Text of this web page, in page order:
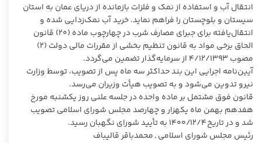
انتقال آب و استفاده از نمک و فلزات بازمانده از دریای عمان به استان
سیستان و بلوچستان را فراهم نماید. خرید آب نمک‌زدایی شده و
انتقال‌یافته برای جبرای مصارف شرب در چهارچوب ماده (۲۰) قانون
الحاق برخی مواد به قانون تنظیم بخشی از مقررات مالی دولت (۲)
مصوب ۴/۱۲/۱۳۹۳ از سرمایه‌گذار تضمین می‌گردد.
آیین‌نامه اجرایی این بند حداکثر سه ماه پس از تصویب، توسط وزارت
نیرو تدوین می‌شود و به تصویب هیأت وزیران می‌رسد.
قانون فوق مشتمل بر ماده واحده در جلسه علنی روز یکشنبه مورخ
هفدهم بهمن ماه یکهزار و چهارصد مجلس شورای اسلامی تصویب
شد و در تاریخ ۱۴۰۰/۱۲/۴ به تأیید شورای نگهبان رسید.
رئیس مجلس شورای اسلامی ـ محمدباقر قالیباف